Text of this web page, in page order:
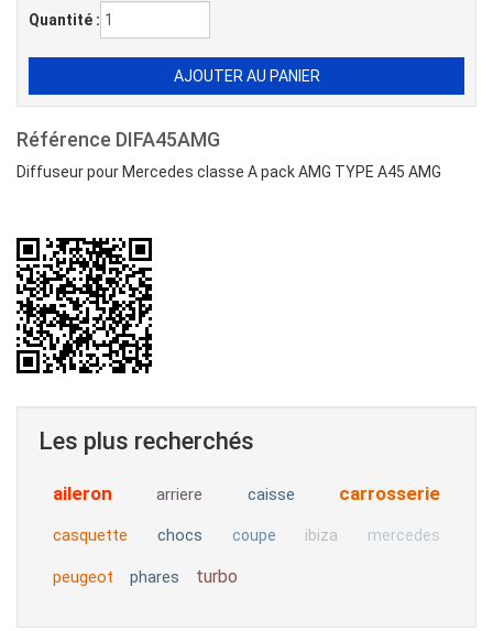
Quantité :
Référence DIFA45AMG
Diffuseur pour Mercedes classe A pack AMG TYPE A45 AMG
Les plus recherchés
aileron arriere caisse carrosserie
casquette chocs coupe ibiza mercedes
peugeot phares turbo